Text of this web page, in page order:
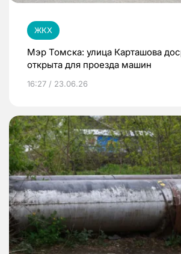
ЖКХ
Мэр Томска: улица Карташова
открыта для проезда машин
16:27 / 23.06.26